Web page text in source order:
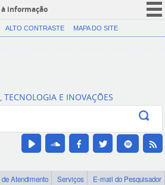
à informação
CORONAVÍRUS (COVID-19)
Canais
ALTO CONTRASTE MAPA DO SITE
E INOVAÇÕES
Atendimento Serviços
E-mail do Pesquisador